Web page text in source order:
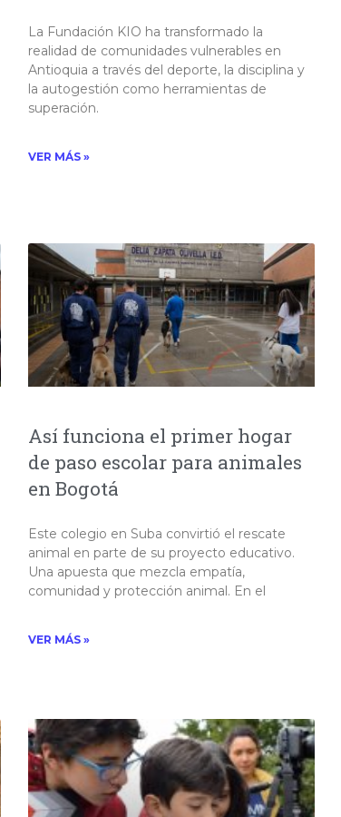
La Fundación KIO ha transformado la
realidad de comunidades vulnerables en
Antioquia a través del deporte, la disciplina y
la autogestión como herramientas de
superación.
VER MÁS »
Así funciona el primer hogar
de paso escolar para animales
en Bogotá
Este colegio en Suba convirtió el rescate
animal en parte de su proyecto educativo.
Una apuesta que mezcla empatía,
comunidad y protección animal. En el
VER MÁS »